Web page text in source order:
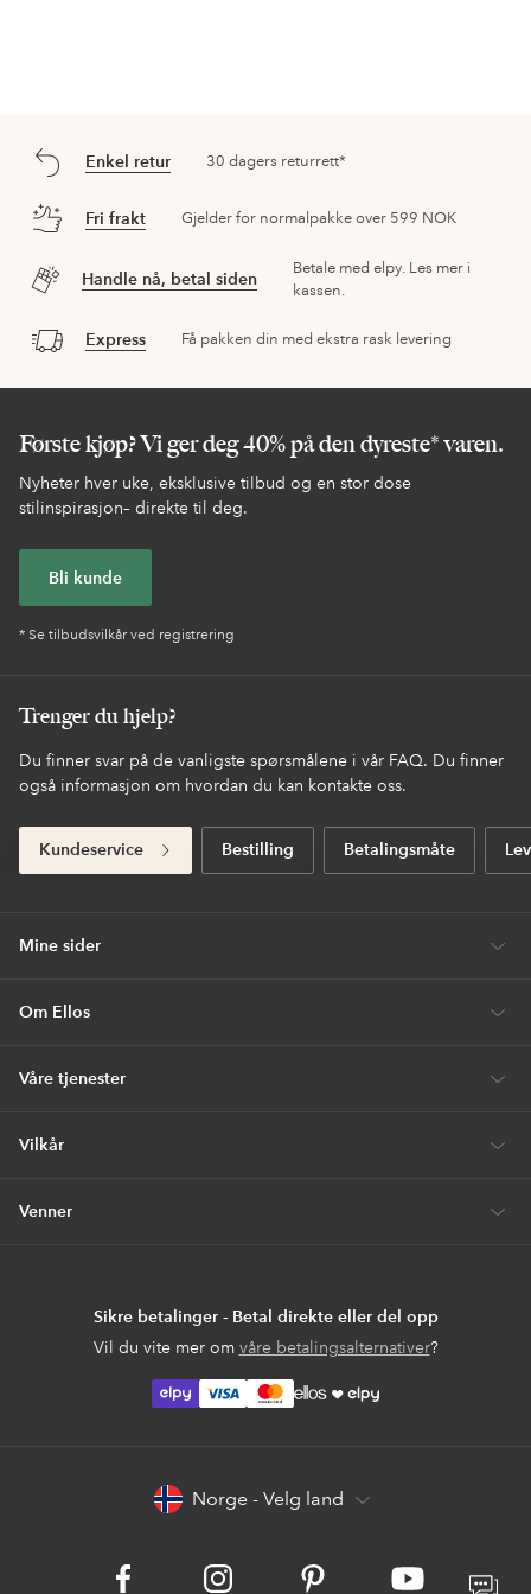
Enkel retur 30 dagers returrett*
Fri frakt Gjelder for normalpakke over 599 NOK
Handle nå, betal siden
Betale med elpy. Les mer i
kassen.
Express Få pakken din med ekstra rask levering
Første kjøp? Vi ger deg 40% på den dyreste* varen.
Nyheter hver uke, eksklusive tilbud og en stor dose
stilinspirasjon– direkte til deg.
Bli kunde
* Se tilbudsvilkår ved registrering
Trenger du hjelp?
Du finner svar på de vanligste spørsmålene i vår FAQ. Du finner
også informasjon om hvordan du kan kontakte oss.
Kundeservice Bestilling Betalingsmåte
Mine sider
Om Ellos
Våre tjenester
Vilkår
Venner
Sikre betalinger - Betal direkte eller del opp
Vil du vite mer om våre betalingsalternativer?
elpy elpy
Norge - Velg land
Facebook Instagram Pinterest
Youtube